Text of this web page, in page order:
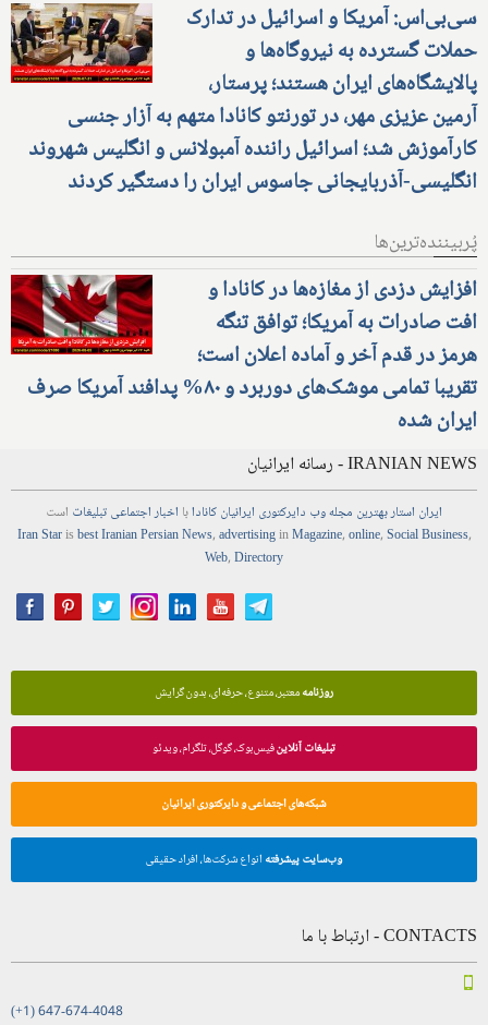
سی‌بی‌اس: آمریکا و اسرائیل در تدارک
حملات گسترده به نیروگاه‌ها و
پالایشگاه‌های ایران هستند؛ پرستار،
آرمین عزیزی مهر، در تورنتو کانادا متهم به آزار جنسی
کارآموزش شد؛ اسرائیل راننده آمبولانس و انگلیس شهروند
انگلیسی-آذربایجانی جاسوس ایران را دستگیر کردند
پُربیننده‌ترین‌ها
افزایش دزدی از مغازه‌ها در کانادا و
افت صادرات به آمریکا؛ توافق تنگه
هرمز در قدم آخر و آماده اعلان است؛
تقریبا تمامی موشک‌های دوربرد و ۸۰% پدافند آمریکا صرف
ایران شده
IRANIAN NEWS - رسانه ایرانیان
ایران استاربهترین مجلهوب دایرکتوری ایرانیان کانادابا اخباراجتماعیتبلیغات است
Iran Starisbest Iranian PersianNews,advertisinginMagazine,online,Social Business,
Web,Directory
روزنامهمعتبر، متنوع، حرفه‌ای، بدون گرایش
تبلیغات آنلاینفیس‌بوک، گوگل، تلگرام، ویدئو
شبکه‌های اجتماعی و دایرکتوری ایرانیان
وب‌سایت پیشرفته انواع شرکت‌ها، افراد حقیقی
CONTACTS - ارتباط با ما
(+1) 647-674-4048